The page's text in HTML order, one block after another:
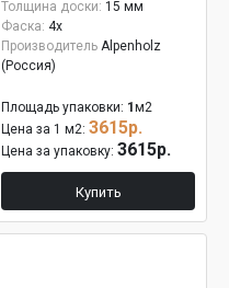
Толщина доски: 15 мм
Фаска: 4x
Производитель Alpenholz
(Россия)
Площадь упаковки: 1 м2
Цена за 1 м2: 3615р.
Цена за упаковку: 3615р.
Купить